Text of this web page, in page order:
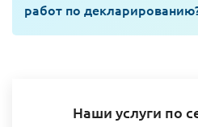
работ по
Наши услуги по